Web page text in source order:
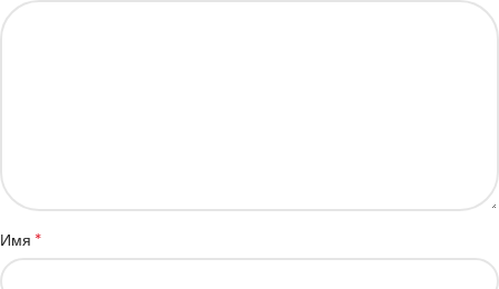
Имя *